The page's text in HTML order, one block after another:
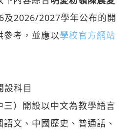
2026/2027學年公布的開
參考，並應以學校官方網站
科目
）開設以中文為教學語言
文、中國歷史、普通話、